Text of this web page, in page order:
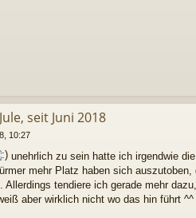
seit Juni 2018
10:27
unehrlich zu sein hatte ich irgendwie
mehr Platz haben sich
Allerdings tendiere ich gerade mehr
aber wirklich nicht wo das hin führt ^^